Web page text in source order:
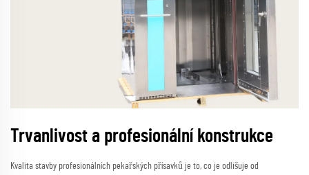
Trvanlivost a profesionální konstrukce
Kvalita stavby profesionálních pekařských přísavků je to, co je odlišuje od